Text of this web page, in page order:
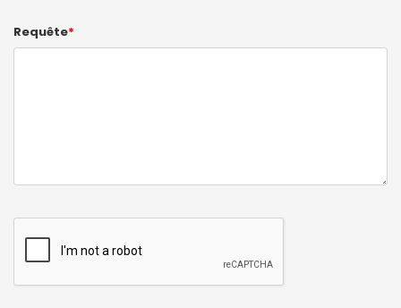
Requête*